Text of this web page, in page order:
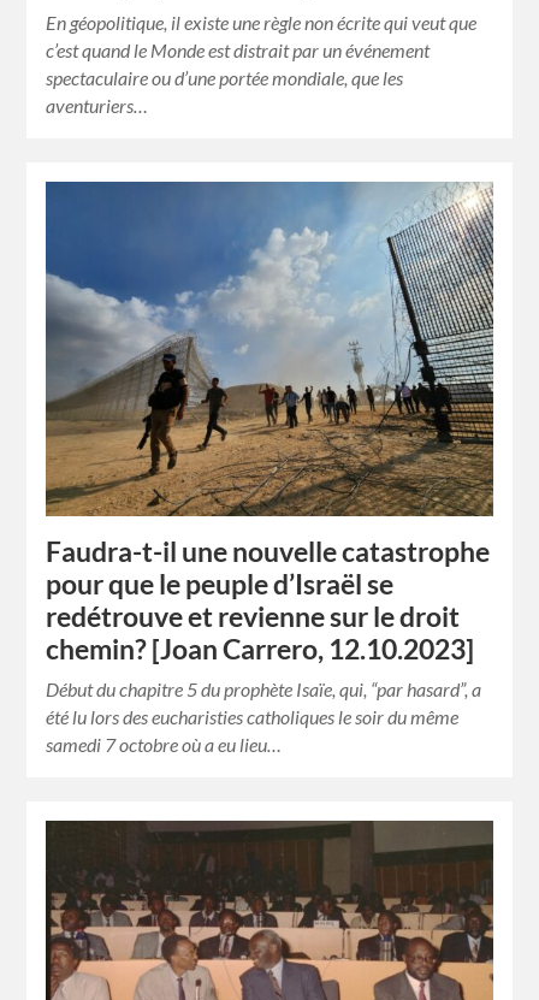
En géopolitique, il existe une règle non écrite qui veut que
c’est quand le Monde est distrait par un événement
spectaculaire ou d’une portée mondiale, que les
aventuriers…
Faudra-t-il une nouvelle catastrophe
pour que le peuple d’Israël se
redétrouve et revienne sur le droit
chemin? [Joan Carrero, 12.10.2023]
Début du chapitre 5 du prophète Isaïe, qui, “par hasard”, a
été lu lors des eucharisties catholiques le soir du même
samedi 7 octobre où a eu lieu…